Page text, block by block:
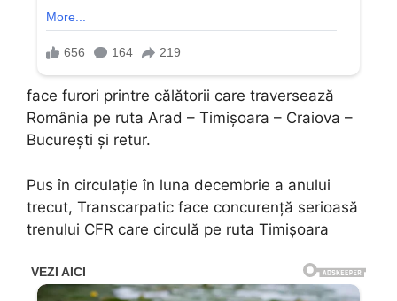
face furori printre călătorii care traversează
România pe ruta Arad – Timişoara – Craiova –
Bucureşti şi retur.
Pus în circulaţie în luna decembrie a anului
trecut, Transcarpatic face concurenţă serioasă
trenului CFR care circulă pe ruta Timişoara